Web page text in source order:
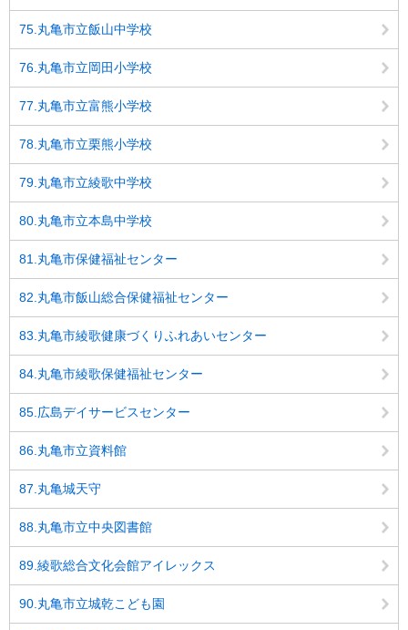
75.丸亀市立飯山中学校
76.丸亀市立岡田小学校
77.丸亀市立富熊小学校
78.丸亀市立栗熊小学校
79.丸亀市立綾歌中学校
80.丸亀市立本島中学校
81.丸亀市保健福祉センター
82.丸亀市飯山総合保健福祉センター
83.丸亀市綾歌健康づくりふれあいセンター
84.丸亀市綾歌保健福祉センター
85.広島デイサービスセンター
86.丸亀市立資料館
87.丸亀城天守
88.丸亀市立中央図書館
89.綾歌総合文化会館アイレックス
90.丸亀市立城乾こども園